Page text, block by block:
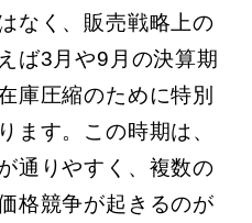
なく、販売戦略上の
ば3月や9月の決算期
庫圧縮のために特別
ます。この時期は、
通りやすく、複数の
格競争が起きるのが